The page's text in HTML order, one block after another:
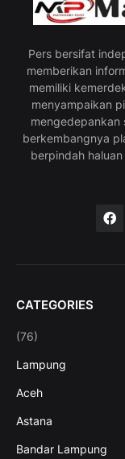
Pers bersifat
memberikan
memiliki
menyampaikan
mengedepankan
berkembangnya
berpindah
CATEGORIES
(76)
Lampung
Aceh
Astana
Bandar Lampung